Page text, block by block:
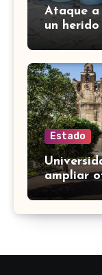
Ataque a
un
Estado
ampliar
para